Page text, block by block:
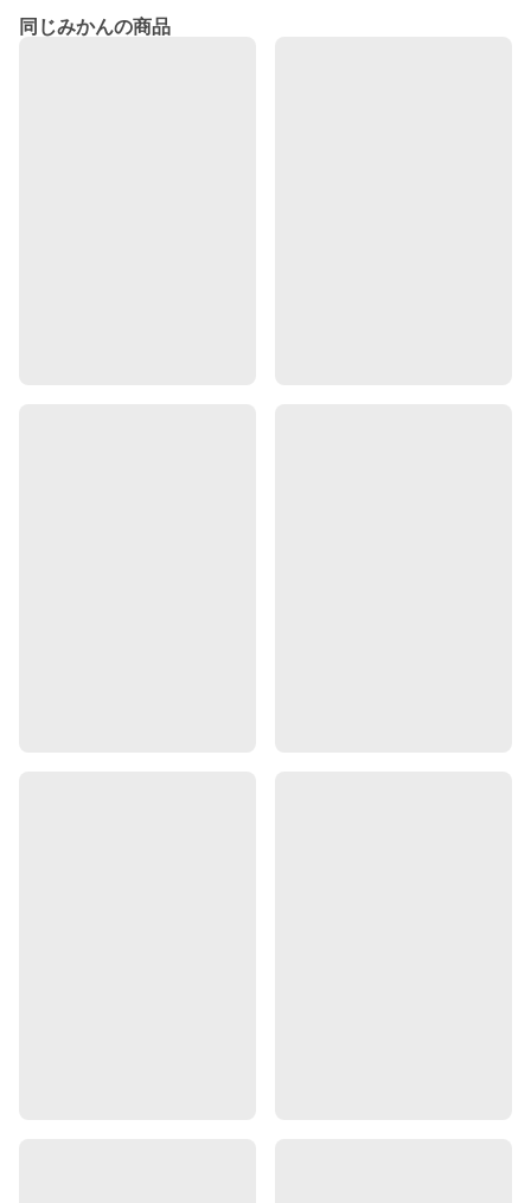
同じみかんの商品